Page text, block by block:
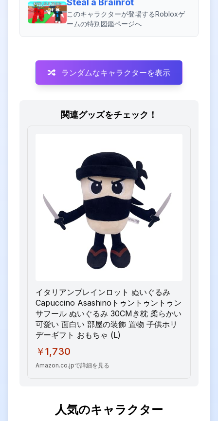
Steal a Brainrot
このキャラクターが登場するRobloxゲ
ームの特別図鑑ページへ
ランダムなキャラクターを表示
関連グッズをチェック！
イタリアンブレインロット ぬいぐるみ
Capuccino Asashinoトゥントゥントゥン
サフール ぬいぐるみ 30CMき枕 柔らかい
可愛い 面白い 部屋の装飾 置物 子供ホリ
デーギフト おもちゃ (L)
￥1,730
Amazon.co.jpで詳細を見る
人気のキャラクター